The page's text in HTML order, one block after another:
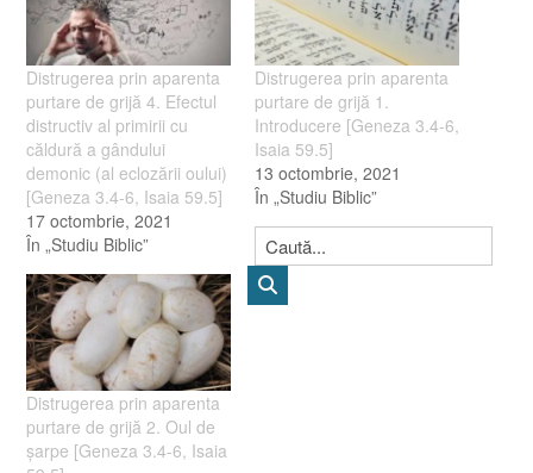
Distrugerea prin aparenta
purtare de grijă 4. Efectul
distructiv al primirii cu
căldură a gândului
demonic (al eclozării oului)
[Geneza 3.4-6, Isaia 59.5]
17 octombrie, 2021
În „Studiu Biblic”
Distrugerea prin aparenta
purtare de grijă 1.
Introducere [Geneza 3.4-6,
Isaia 59.5]
13 octombrie, 2021
În „Studiu Biblic”
Distrugerea prin aparenta
purtare de grijă 2. Oul de
şarpe [Geneza 3.4-6, Isaia